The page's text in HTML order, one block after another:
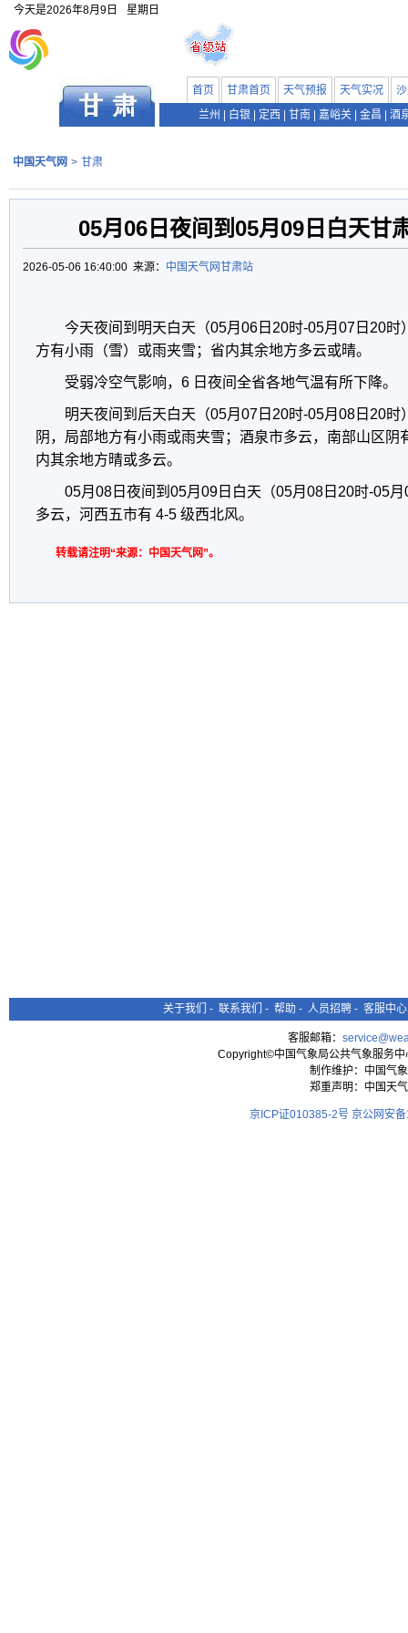
今天是2026年8月9日 星期日
首页 甘肃首页 天气预报 天气实况
兰州
白银 定西 甘南 嘉峪关 金昌 酒
中国天气网 > 甘肃
05月06日夜间到05月09日白天甘
2026-05-06 16:40:00 来源： 中国天气网甘肃站
今天夜间到明天白天（05月06日20时-05月07日20时
方有小雨（雪）或雨夹雪；省内其余地方多云或晴。
受弱冷空气影响，6 日夜间全省各地气温有所下降。
明天夜间到后天白天（05月07日20时-05月08日20时
阴，局部地方有小雨或雨夹雪；酒泉市多云，南部山区阴
内其余地方晴或多云。
05月08日夜间到05月09日白天（05月08日20时-05
多云，河西五市有 4-5 级西北风。
转载请注明“来源：中国天气网”。
关于我们 - 联系我们 - 帮助 - 人员招聘 - 客服中心
客服邮箱：
Copyright©中国气象局公共气象服务
制作维护：中国气
郑重声明：中国天
京ICP证010385-2号 京公网安